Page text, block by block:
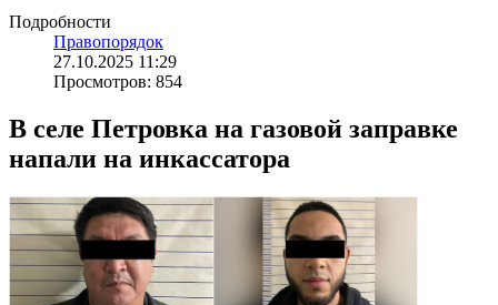
Подробности
Правопорядок
27.10.2025 11:29
Просмотров: 854
В селе Петровка на газовой заправке
напали на инкассатора